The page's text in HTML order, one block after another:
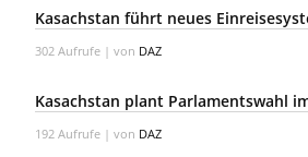
Kasachstan führt neues
302 Aufrufe | von DAZ
Kasachstan plant Parlamentswahl
192 Aufrufe | von DAZ